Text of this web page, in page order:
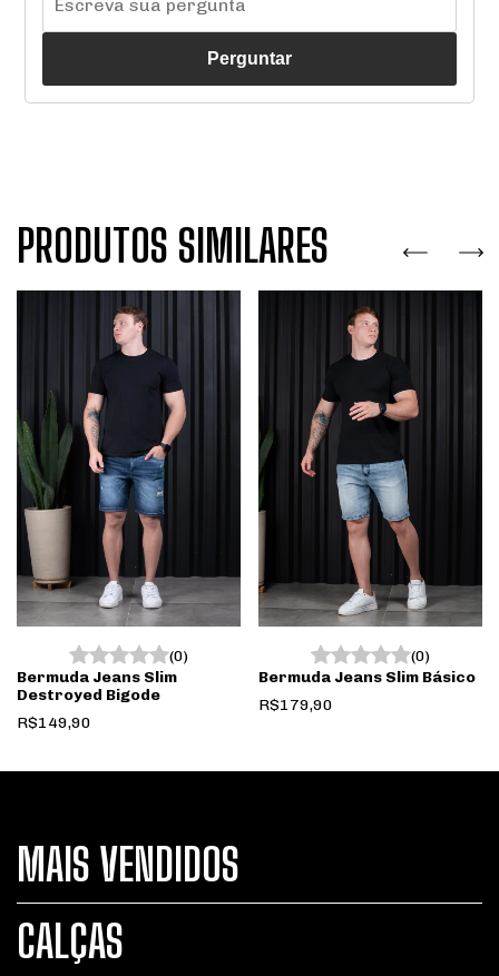
Perguntar
PRODUTOS SIMILARES
(0)
Bermuda Jeans Slim
Destroyed Bigode
R$149,90
(0)
Bermuda Jeans Slim Básico
R$179,90
MAIS VENDIDOS
CALÇAS